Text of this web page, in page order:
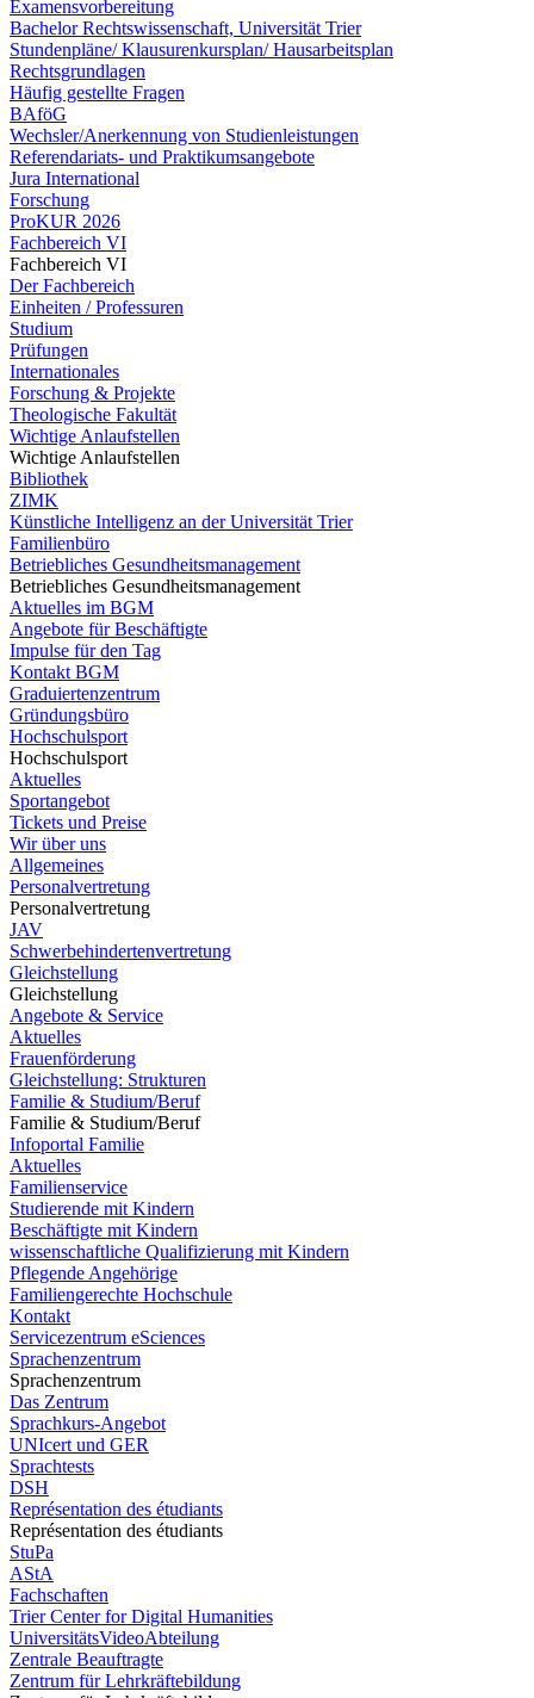
Examensvorbereitung
Bachelor Rechtswissenschaft, Universität Trier
Stundenpläne/ Klausurenkursplan/ Hausarbeitsplan
Rechtsgrundlagen
Häufig gestellte Fragen
BAföG
Wechsler/Anerkennung von Studienleistungen
Referendariats- und Praktikumsangebote
Jura International
Forschung
ProKUR 2026
Fachbereich VI
Fachbereich VI
Der Fachbereich
Einheiten / Professuren
Studium
Prüfungen
Internationales
Forschung & Projekte
Theologische Fakultät
Wichtige Anlaufstellen
Wichtige Anlaufstellen
Bibliothek
ZIMK
Künstliche Intelligenz an der Universität Trier
Familienbüro
Betriebliches Gesundheitsmanagement
Betriebliches Gesundheitsmanagement
Aktuelles im BGM
Angebote für Beschäftigte
Impulse für den Tag
Kontakt BGM
Graduiertenzentrum
Gründungsbüro
Hochschulsport
Hochschulsport
Aktuelles
Sportangebot
Tickets und Preise
Wir über uns
Allgemeines
Personalvertretung
Personalvertretung
JAV
Schwerbehindertenvertretung
Gleichstellung
Gleichstellung
Angebote & Service
Aktuelles
Frauenförderung
Gleichstellung: Strukturen
Familie & Studium/Beruf
Familie & Studium/Beruf
Infoportal Familie
Aktuelles
Familienservice
Studierende mit Kindern
Beschäftigte mit Kindern
wissenschaftliche Qualifizierung mit Kindern
Pflegende Angehörige
Familiengerechte Hochschule
Kontakt
Servicezentrum eSciences
Sprachenzentrum
Sprachenzentrum
Das Zentrum
Sprachkurs-Angebot
UNIcert und GER
Sprachtests
DSH
Représentation des étudiants
Représentation des étudiants
StuPa
AStA
Fachschaften
Trier Center for Digital Humanities
UniversitätsVideoAbteilung
Zentrale Beauftragte
Zentrum für Lehrkräftebildung